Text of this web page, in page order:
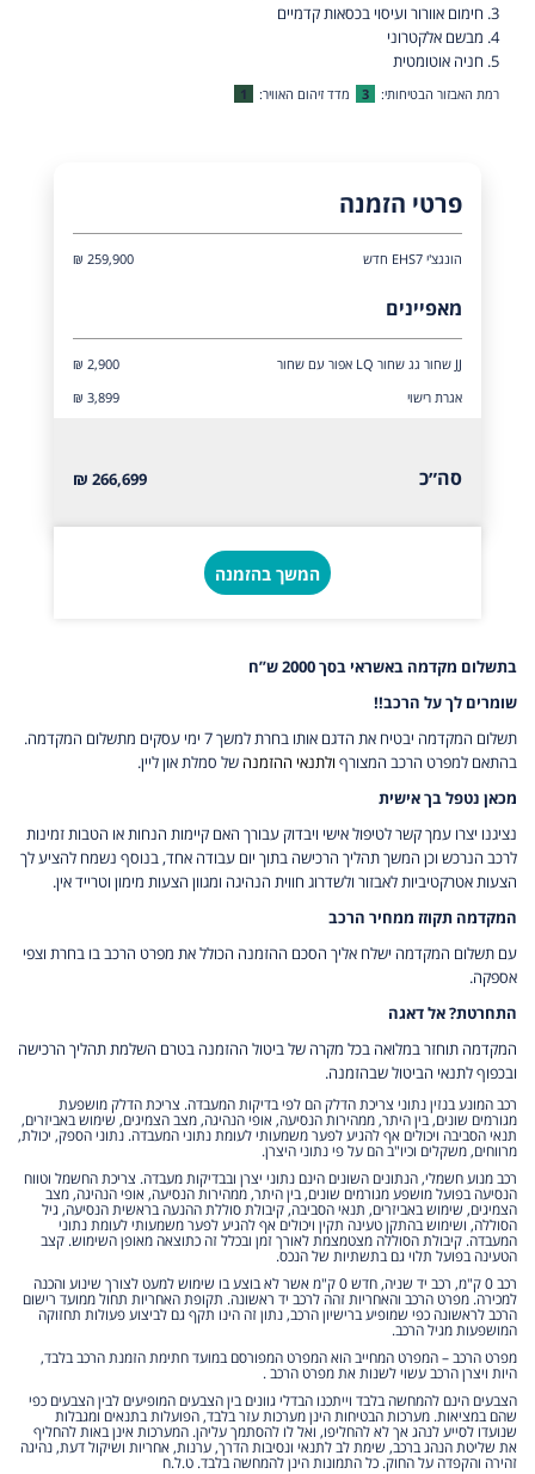
3. חימום אוורור ועיסוי בכסאות קדמיים
4. מבשם אלקטרוני
5. חניה אוטומטית
רמת האבזור הבטיחותי: 3 מדד זיהום האוויר: 1
פרטי הזמנה
הונגצ'י EHS7 חדש 259,900 ₪
מאפיינים
JJ שחור גג שחור LQ אפור עם שחור
₪ 2,900
אגרת רישוי
₪ 3,899
סה״כ 266,699 ₪
המשך בהזמנה
בתשלום מקדמה באשראי בסך 2000 ש”ח
שומרים לך על הרכב!!
תשלום המקדמה יבטיח את הדגם אותו בחרת למשך 7 ימי עסקים מתשלום המקדמה.
בהתאם למפרט הרכב המצורף ולתנאי ההזמנה של סמלת און ליין.
מכאן נטפל בך אישית
נציגנו יצרו עמך קשר לטיפול אישי ויבדוק עבורך האם קיימות הנחות או הטבות זמינות
לרכב הנרכש וכן המשך תהליך הרכישה בתוך יום עבודה אחד, בנוסף נשמח להציע לך
הצעות אטרקטיביות לאבזור ולשדרוג חווית הנהיגה ומגוון הצעות מימון וטרייד אין.
המקדמה תקוזז ממחיר הרכב
עם תשלום המקדמה ישלח אליך הסכם ההזמנה הכולל את מפרט הרכב בו בחרת וצפי
אספקה.
התחרטת? אל דאגה
המקדמה תוחזר במלואה בכל מקרה של ביטול ההזמנה בטרם השלמת תהליך הרכישה
ובכפוף לתנאי הביטול שבהזמנה.
רכב המונע בנזין נתוני צריכת הדלק הם לפי בדיקות המעבדה. צריכת הדלק מושפעת
מגורמים שונים, בין היתר, ממהירות הנסיעה, אופי הנהיגה, מצב הצמיגים, שימוש באביזרים,
תנאי הסביבה ויכולים אף להגיע לפער משמעותי לעומת נתוני המעבדה. נתוני הספק, יכולת,
מרווחים, משקלים וכיו"ב הם על פי נתוני היצרן.
רכב מנוע חשמלי, הנתונים השונים הינם נתוני יצרן ובבדיקות מעבדה. צריכת החשמל וטווח
הנסיעה בפועל מושפע מגורמים שונים, בין היתר, ממהירות הנסיעה, אופי הנהיגה, מצב
הצמיגים, שימוש באביזרים, תנאי הסביבה, קיבולת סוללת ההנעה בראשית הנסיעה, גיל
הסוללה, ושימוש בהתקן טעינה תקין ויכולים אף להגיע לפער משמעותי לעומת נתוני
המעבדה. קיבולת הסוללה מצטמצמת לאורך זמן ובכלל זה כתוצאה מאופן השימוש. קצב
הטעינה בפועל תלוי גם בתשתיות של הנכס.
רכב 0 ק"מ, רכב יד שניה, חדש 0 ק"מ אשר לא בוצע בו שימוש למעט לצורך שינוע והכנה
למכירה. מפרט הרכב והאחריות זהה לרכב יד ראשונה. תקופת האחריות תחול ממועד רישום
הרכב לראשונה כפי שמופיע ברישיון הרכב, נתון זה הינו תקף גם לביצוע פעולות תחזוקה
המושפעות מגיל הרכב.
מפרט הרכב – המפרט המחייב הוא המפרט המפורסם במועד חתימת הזמנת הרכב בלבד,
היות ויצרן הרכב עשוי לשנות את מפרט הרכב .
הצבעים הינם להמחשה בלבד וייתכנו הבדלי גוונים בין הצבעים המופיעים לבין הצבעים כפי
שהם במציאות. מערכות הבטיחות הינן מערכות עזר בלבד, הפועלות בתנאים ומגבלות
שנועדו לסייע לנהג אך לא להחליפו, ואל לו להסתמך עליהן. המערכות אינן באות להחליף
את שליטת הנהג ברכב, שימת לב לתנאי ונסיבות הדרך, ערנות, אחריות ושיקול דעת, נהיגה
זהירה והקפדה על החוק. כל התמונות הינן להמחשה בלבד. ט.ל.ח